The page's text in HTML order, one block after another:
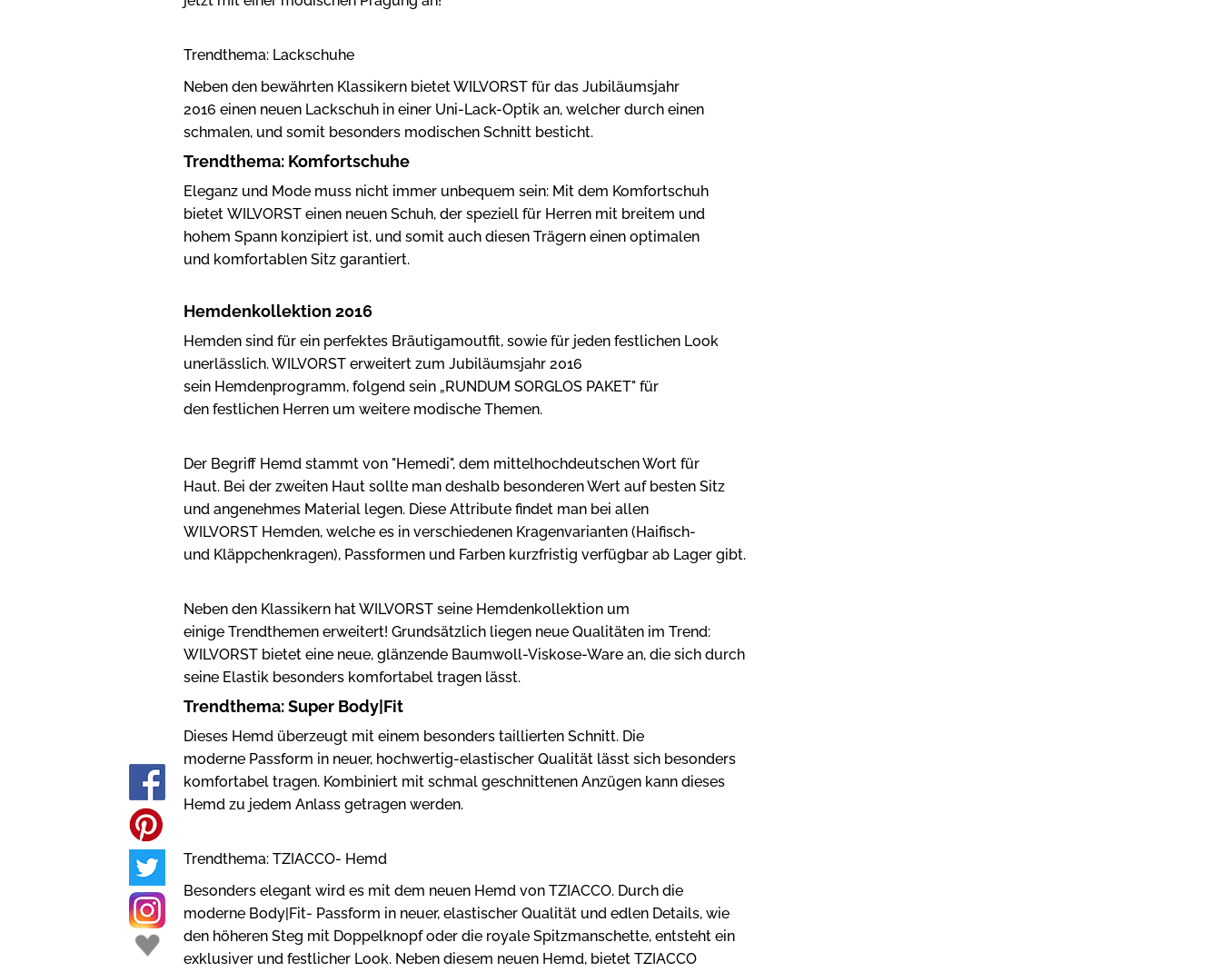
Trendthema: Lackschuhe
Neben den bewährten Klassikern bietet WILVORST für das Jubiläumsjahr
2016 einen neuen Lackschuh in einer Uni-Lack-Optik an, welcher durch einen
schmalen, und somit besonders modischen Schnitt besticht.
Trendthema: Komfortschuhe
Eleganz und Mode muss nicht immer unbequem sein: Mit dem Komfortschuh
bietet WILVORST einen neuen Schuh, der speziell für Herren mit breitem und
hohem Spann konzipiert ist, und somit auch diesen Trägern einen optimalen
und komfortablen Sitz garantiert.
Hemdenkollektion 2016
Hemden sind für ein perfektes Bräutigamoutfit, sowie für jeden festlichen Look
unerlässlich. WILVORST erweitert zum Jubiläumsjahr 2016
sein Hemdenprogramm, folgend sein „RUNDUM SORGLOS PAKET" für
den festlichen Herren um weitere modische Themen.
Der Begriff Hemd stammt von "Hemedi", dem mittelhochdeutschen Wort für
Haut. Bei der zweiten Haut sollte man deshalb besonderen Wert auf besten Sitz
und angenehmes Material legen. Diese Attribute findet man bei allen
WILVORST Hemden, welche es in verschiedenen Kragenvarianten (Haifisch-
und Kläppchenkragen), Passformen und Farben kurzfristig verfügbar ab Lager gibt.
Neben den Klassikern hat WILVORST seine Hemdenkollektion um
einige Trendthemen erweitert! Grundsätzlich liegen neue Qualitäten im Trend:
WILVORST bietet eine neue, glänzende Baumwoll-Viskose-Ware an, die sich durch
seine Elastik besonders komfortabel tragen lässt.
Trendthema: Super Body|Fit
Dieses Hemd überzeugt mit einem besonders taillierten Schnitt. Die
moderne Passform in neuer, hochwertig-elastischer Qualität lässt sich besonders
komfortabel tragen. Kombiniert mit schmal geschnittenen Anzügen kann dieses
Hemd zu jedem Anlass getragen werden.
Trendthema: TZIACCO- Hemd
Besonders elegant wird es mit dem neuen Hemd von TZIACCO. Durch die
moderne Body|Fit- Passform in neuer, elastischer Qualität und edlen Details, wie
den höheren Steg mit Doppelknopf oder die royale Spitzmanschette, entsteht ein
exklusiver und festlicher Look. Neben diesem neuen Hemd, bietet TZIACCO